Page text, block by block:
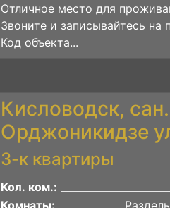
Отличное место для
Звоните и записывайтесь на
Код объекта...
Кисловодск,
Орджоникидзе
3-к квартиры
Кол. ком.:
Комнаты: